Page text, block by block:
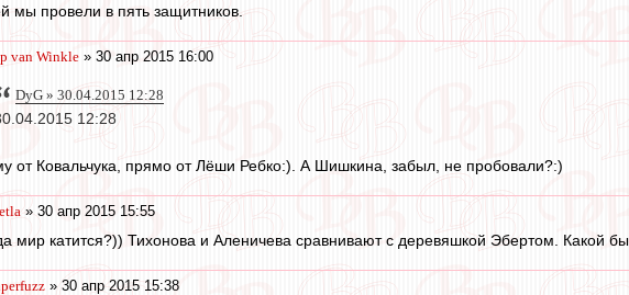
мы провели в пять защитников.
van Winkle » 30 апр 2015 16:00
DyG » 30.04.2015 12:28
12:28
от Ковальчука, прямо от Лёши Ребко:). А Шишкина, забыл, не пробовали?:)
» 30 апр 2015 15:55
мир катится?)) Тихонова и Аленичева сравнивают с деревяшкой Эбертом. Какой
» 30 апр 2015 15:38